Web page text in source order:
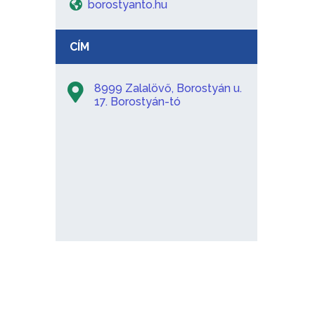
borostyanto.hu
CÍM
8999 Zalalövő, Borostyán u.
17. Borostyán-tó